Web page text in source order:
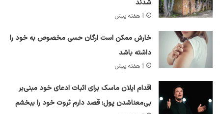
شدند
1 هفته پیش
خارش ممکن است ارگان حسی مخصوص به خود را
داشته باشد
1 هفته پیش
اقدام ایلان ماسک برای اثبات ادعای خود مبنی‌بر
بی‌معناشدن پول: قصد دارم ثروت خود را ببخشم